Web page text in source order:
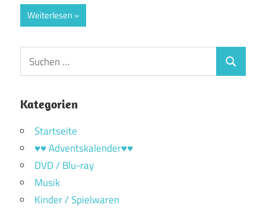
Weiterlesen
Suchen
nach:
Suchen
Kategorien
Startseite
♥♥ Adventskalender♥♥
DVD / Blu-ray
Musik
Kinder / Spielwaren